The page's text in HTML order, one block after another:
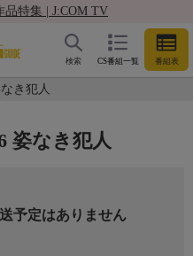
品特集 | J:COM TV
CS番組一覧 番組表
検索
き犯人
姿なき犯人
予定はありません